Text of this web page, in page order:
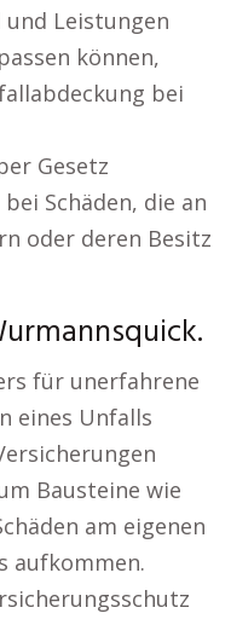
Leistungen
können,
bei
Gesetz
Schäden, die an
oder deren Besitz
für unerfahrene
eines Unfalls
Bausteine wie
am eigenen
aufkommen.